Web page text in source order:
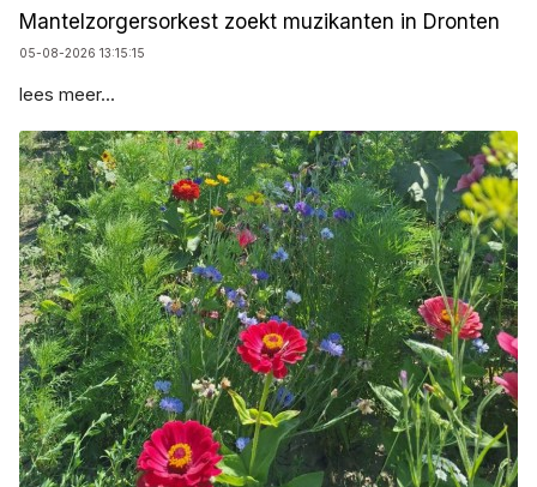
Mantelzorgersorkest zoekt muzikanten in Dronten
05-08-2026 13:15:15
lees meer...